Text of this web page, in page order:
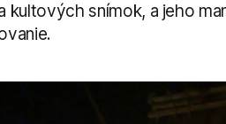
snímok, a jeho